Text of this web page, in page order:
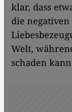
klar, dass
die
Welt,
schaden